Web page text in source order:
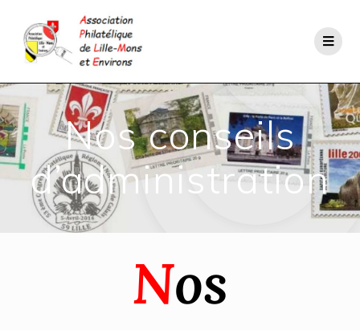
Nos conseils
d’administration
Nos